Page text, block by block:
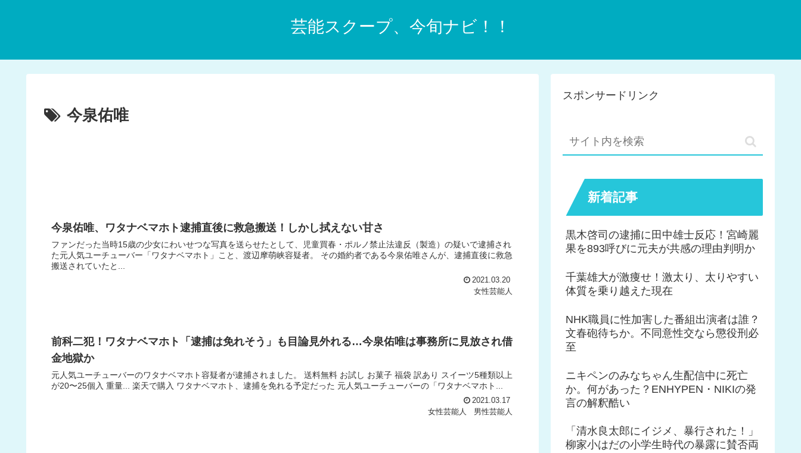
芸能スクープ、今旬ナビ！！
今泉佑唯
今泉佑唯、ワタナベマホト逮捕直後に救急搬送！しかし拭えない甘さ
ファンだった当時15歳の少女にわいせつな写真を送らせたとして、児童買春・ポルノ禁止法違反（製造）の疑いで逮捕され
た元人気ユーチューバー「ワタナベマホト」こと、渡辺摩萌峡容疑者。 その婚約者である今泉佑唯さんが、逮捕直後に救急
搬送されていたと...
2021.03.20
女性芸能人
前科二犯！ワタナベマホト「逮捕は免れそう」も目論見外れる…今泉佑唯は事務所に見放され借
金地獄か
元人気ユーチューバーのワタナベマホト容疑者が逮捕されました。 送料無料 お試し お菓子 福袋 訳あり スイーツ5種類以上
が20〜25個入 重量... 楽天で購入 ワタナベマホト、逮捕を免れる予定だった 元人気ユーチューバーの「ワタナベマホト...
2021.03.17
女性芸能人
男性芸能人
スポンサードリンク
新着記事
黒木啓司の逮捕に田中雄士反応！宮崎麗
果を893呼びに元夫が共感の理由判明か
千葉雄大が激痩せ！激太り、太りやすい
体質を乗り越えた現在
NHK職員に性加害した番組出演者は誰？
文春砲待ちか。不同意性交なら懲役刑必
至
ニキペンのみなちゃん生配信中に死亡
か。何があった？ENHYPEN・NIKIの発
言の解釈酷い
「清水良太郎にイジメ、暴行された！」
柳家小はだの小学生時代の暴露に賛否両